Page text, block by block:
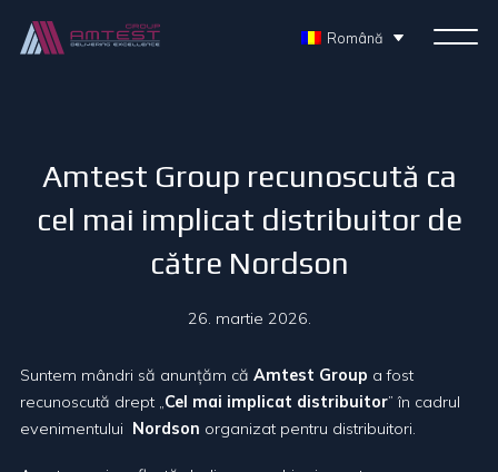
Română
Amtest Group recunoscută ca
cel mai implicat distribuitor de
către Nordson
26. martie 2026.
Suntem mândri să anunțăm că Amtest Group a fost
recunoscută drept „ Cel mai implicat distribuitor” în cadrul
evenimentului Nordson organizat pentru distribuitori.